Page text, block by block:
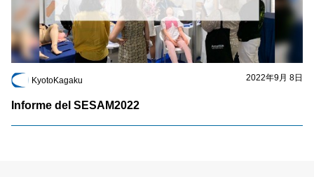
KyotoKagaku 2022年9月 8日
Informe del SESAM2022